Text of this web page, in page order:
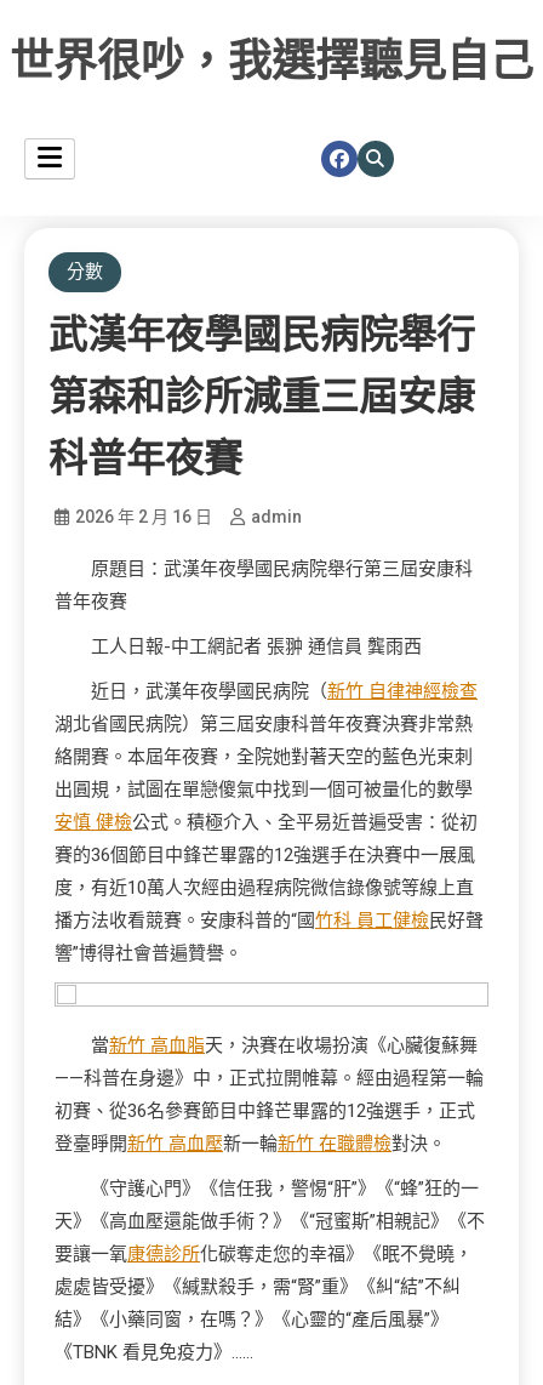
世界很吵，我選擇聽見自己
分數
武漢年夜學國民病院舉行
第森和診所減重三屆安康
科普年夜賽
2026 年 2 月 16 日 admin
原題目：武漢年夜學國民病院舉行第三屆安康科
普年夜賽
工人日報-中工網記者 張翀 通信員 龔雨西
近日，武漢年夜學國民病院（新竹 自律神經檢查
湖北省國民病院）第三屆安康科普年夜賽決賽非常熱
絡開賽。本屆年夜賽，全院她對著天空的藍色光束刺
出圓規，試圖在單戀傻氣中找到一個可被量化的數學
安慎 健檢公式。積極介入、全平易近普遍受害：從初
賽的36個節目中鋒芒畢露的12強選手在決賽中一展風
度，有近10萬人次經由過程病院微信錄像號等線上直
播方法收看競賽。安康科普的“國竹科 員工健檢民好聲
響”博得社會普遍贊譽。
當新竹 高血脂天，決賽在收場扮演《心臟復蘇舞
——科普在身邊》中，正式拉開帷幕。經由過程第一輪
初賽、從36名參賽節目中鋒芒畢露的12強選手，正式
登臺睜開新竹 高血壓新一輪新竹 在職體檢對決。
《守護心門》《信任我，警惕“肝”》《“蜂”狂的一
天》《高血壓還能做手術？》《“冠蜜斯”相親記》《不
要讓一氧康德診所化碳奪走您的幸福》《眠不覺曉，
處處皆受擾》《緘默殺手，需“腎”重》《糾“結”不糾
結》《小藥同窗，在嗎？》《心靈的“產后風暴”》
《TBNK 看見免疫力》……